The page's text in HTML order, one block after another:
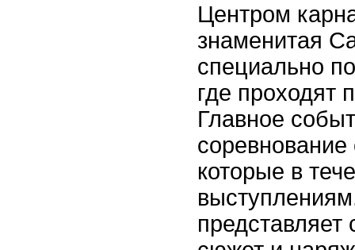
Центром
знаменитая
специально
где проходят
Главное
которые в